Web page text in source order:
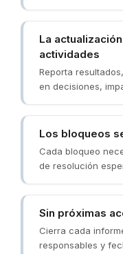
La
actividades
Reporta
en decisiones,
Los bloqueos
Cada bloqueo
de resolución
Sin próximas
Cierra cada
responsables y